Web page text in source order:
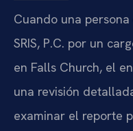
Cuando una
SRIS, P.C. por un
en Falls Church, el
una revisión
examinar el reporte